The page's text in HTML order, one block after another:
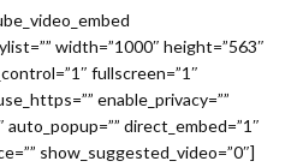
width=”1000″ height=”563″
fullscreen=”1″
enable_privacy=””
auto_popup=”” direct_embed=”1″
show_suggested_video=”0″]